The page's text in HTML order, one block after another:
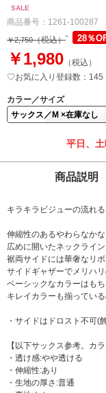
SALE
商品番号： 1261-100287
￥2,750（税込） 28％
￥1,980 （税込）
♡お気に入り登録数：145
カラー／サイズ
平日、
商品説明
キラキラビジューの流れ
伸縮性のあるやわらなか
広めに開いたネックライン
裾両サイドには華奢なリ
サイドギャザーでメリハ
ベーシックなカラーはもち
キレイカラーも揃ってい
・サイドはドロスト不可(
【以下サックス参考。カ
・透け感:やや透ける
・伸縮性:あり
・生地の厚さ:普通